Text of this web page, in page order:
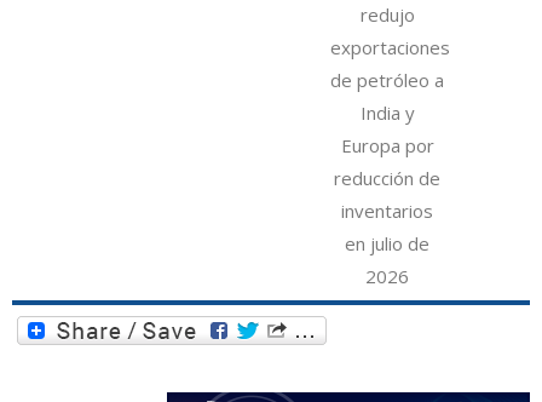
redujo
exportaciones
de petróleo a
India y
Europa por
reducción de
inventarios
en julio de
2026